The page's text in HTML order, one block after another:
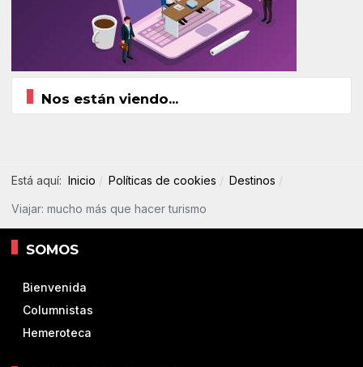
Nos están viendo...
Está aquí: Inicio Políticas de cookies Destinos
Viajar: mucho más que hacer turismo
SOMOS
Bienvenida
Columnistas
Hemeroteca